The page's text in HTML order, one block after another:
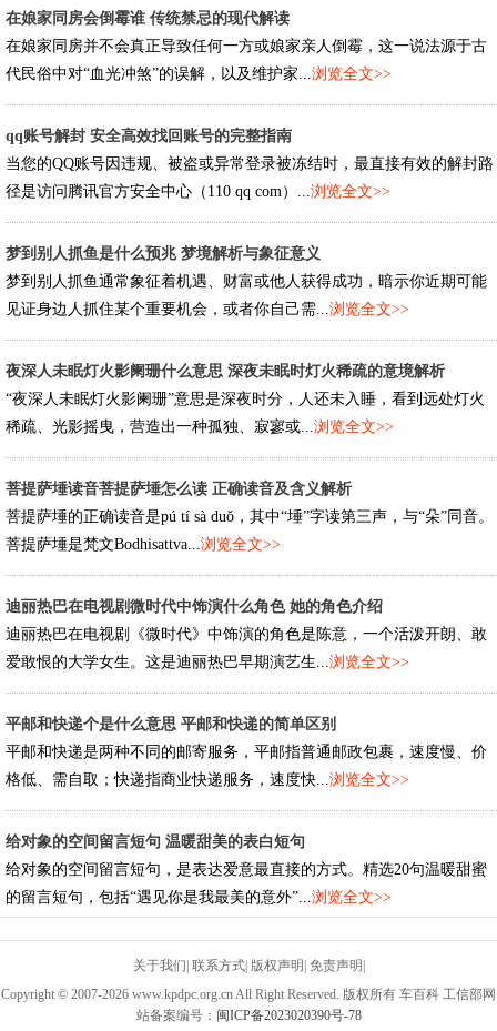
在娘家同房会倒霉谁 传统禁忌的现代解读
在娘家同房并不会真正导致任何一方或娘家亲人倒霉，这一说法源于古
代民俗中对“血光冲煞”的误解，以及维护家...浏览全文>>
qq账号解封 安全高效找回账号的完整指南
当您的QQ账号因违规、被盗或异常登录被冻结时，最直接有效的解封路
径是访问腾讯官方安全中心（110 qq com）...浏览全文>>
梦到别人抓鱼是什么预兆 梦境解析与象征意义
梦到别人抓鱼通常象征着机遇、财富或他人获得成功，暗示你近期可能
见证身边人抓住某个重要机会，或者你自己需...浏览全文>>
夜深人未眠灯火影阑珊什么意思 深夜未眠时灯火稀疏的意境解析
“夜深人未眠灯火影阑珊”意思是深夜时分，人还未入睡，看到远处灯火
稀疏、光影摇曳，营造出一种孤独、寂寥或...浏览全文>>
菩提萨埵读音菩提萨埵怎么读 正确读音及含义解析
菩提萨埵的正确读音是pú tí sà duǒ，其中“埵”字读第三声，与“朵”同音。
菩提萨埵是梵文Bodhisattva...浏览全文>>
迪丽热巴在电视剧微时代中饰演什么角色 她的角色介绍
迪丽热巴在电视剧《微时代》中饰演的角色是陈意，一个活泼开朗、敢
爱敢恨的大学女生。这是迪丽热巴早期演艺生...浏览全文>>
平邮和快递个是什么意思 平邮和快递的简单区别
平邮和快递是两种不同的邮寄服务，平邮指普通邮政包裹，速度慢、价
格低、需自取；快递指商业快递服务，速度快...浏览全文>>
给对象的空间留言短句 温暖甜美的表白短句
给对象的空间留言短句，是表达爱意最直接的方式。精选20句温暖甜蜜
的留言短句，包括“遇见你是我最美的意外”...浏览全文>>
关于我们 联系方式| 版权声明 免责声明
Copyright © 2007-2026 www.kpdpc.org.cn All Right Reserved. 版权所有 车百科 工信部网
站备案编号： 闽ICP备2023020390号-78